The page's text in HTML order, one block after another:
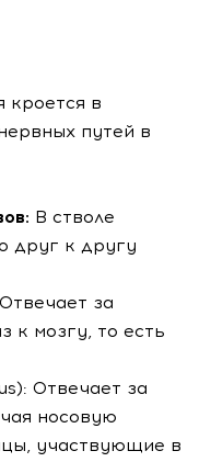
кроется в
путей в
В стволе
друг к другу
за
к мозгу, то есть
Отвечает за
носовую
участвующие в